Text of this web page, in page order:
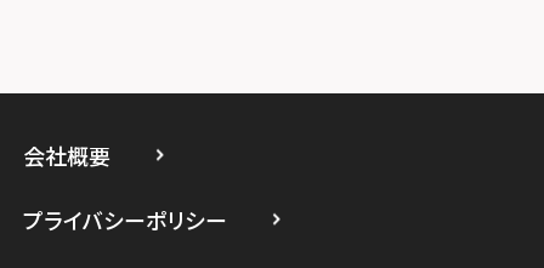
スマホスピタル たまプラーザ駅前
会社概要
プライバシーポリシー